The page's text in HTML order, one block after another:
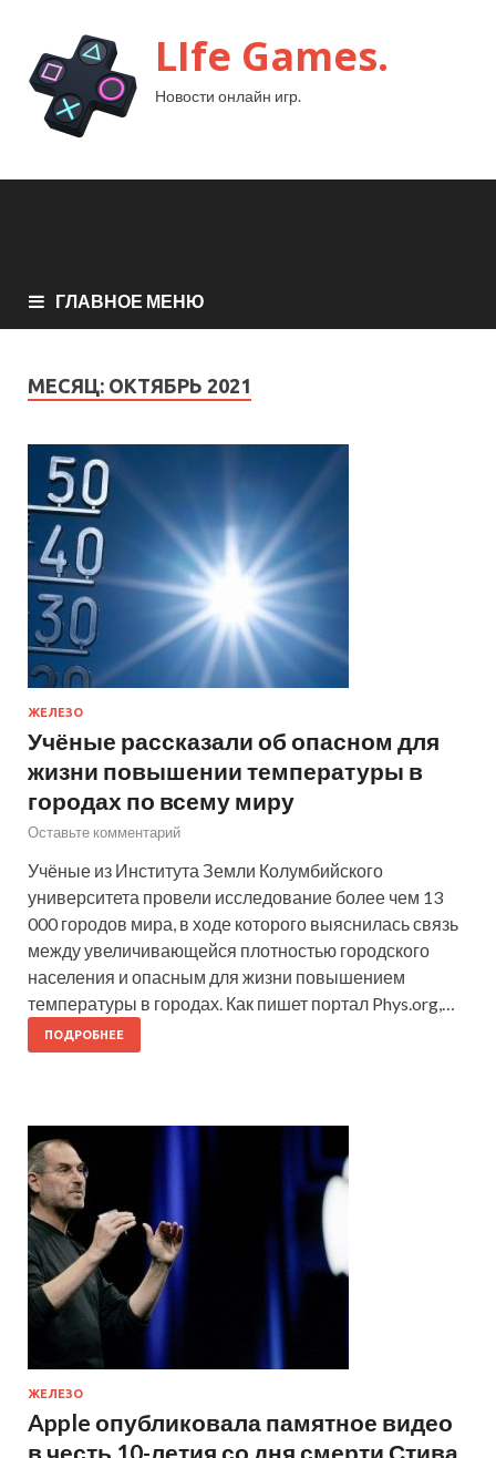
LIfe Games.
Новости онлайн игр.
ГЛАВНОЕ МЕНЮ
МЕСЯЦ: ОКТЯБРЬ 2021
ЖЕЛЕЗО
Учёные рассказали об опасном для
жизни повышении температуры в
городах по всему миру
Оставьте комментарий
Учёные из Института Земли Колумбийского
университета провели исследование более чем 13
000 городов мира, в ходе которого выяснилась связь
между увеличивающейся плотностью городского
населения и опасным для жизни повышением
температуры в городах. Как пишет портал Phys.org,…
ПОДРОБНЕЕ
ЖЕЛЕЗО
Apple опубликовала памятное видео
в честь 10-летия со дня смерти Стива